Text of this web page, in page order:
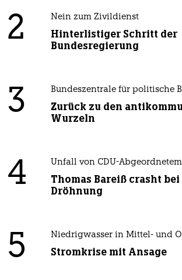
2 Nein zum Zivildienst
Hinterlistiger Schritt der
Bundesregierung
3 Bundeszentrale für politische
Zurück zu den
Wurzeln
4 Unfall von CDU-Abgeordnetem
Thomas Bareiß crasht
Dröhnung
5 Niedrigwasser in Mittel- und
Stromkrise mit Ansage